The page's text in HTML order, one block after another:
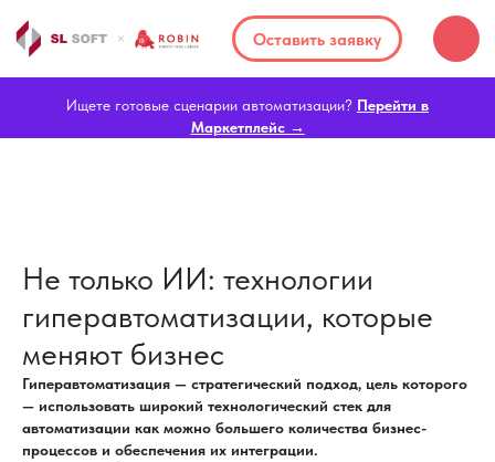
Оставить заявку
Ищете готовые сценарии автоматизации? Перейти в
Маркетплейс →
Не только ИИ: технологии
гиперавтоматизации, которые
меняют бизнес
Гиперавтоматизация — стратегический подход, цель которого
— использовать широкий технологический стек для
автоматизации как можно большего количества бизнес-
процессов и обеспечения их интеграции.